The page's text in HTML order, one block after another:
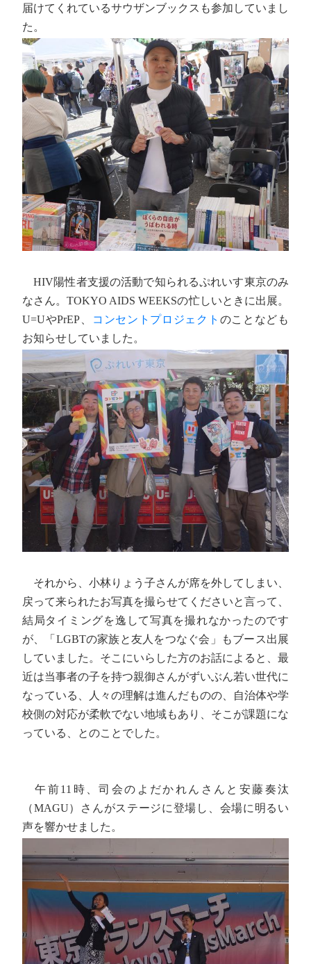
届けてくれているサウザンブックスも参加していまし
た。
HIV陽性者支援の活動で知られるぷれいす東京のみ
なさん。TOKYO AIDS WEEKSの忙しいときに出展。
U=UやPrEP、
コンセントプロジェクト のことなども
お知らせしていました。
それから、小林りょう子さんが席を外してしまい、
戻って来られたお写真を撮らせてくださいと言って、
結局タイミングを逸して写真を撮れなかったのです
が、「LGBTの家族と友人をつなぐ会」もブース出展
していました。そこにいらした方のお話によると、最
近は当事者の子を持つ親御さんがずいぶん若い世代に
なっている、人々の理解は進んだものの、自治体や学
校側の対応が柔軟でない地域もあり、そこが課題にな
っている、とのことでした。
午前11時、司会のよだかれんさんと安藤奏汰
（MAGU）さんがステージに登場し、会場に明るい
声を響かせました。